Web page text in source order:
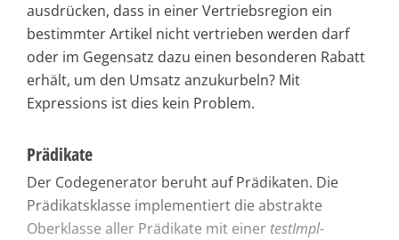
ausdrücken, dass in einer Vertriebsregion ein
bestimmter Artikel nicht vertrieben werden darf
oder im Gegensatz dazu einen besonderen Rabatt
erhält, um den Umsatz anzukurbeln? Mit
Expressions ist dies kein Problem.
Prädikate
Der Codegenerator beruht auf Prädikaten. Die
Prädikatsklasse implementiert die abstrakte
Oberklasse aller Prädikate mit einer testImpl-